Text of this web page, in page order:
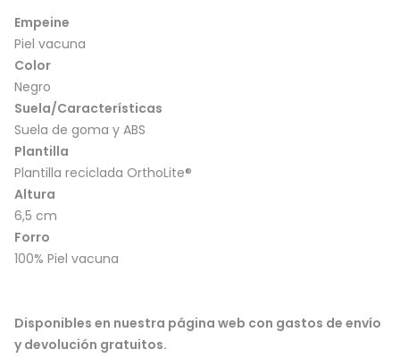
Empeine
Piel vacuna
Color
Negro
Suela/Características
Suela de goma y ABS
Plantilla
Plantilla reciclada OrthoLite®
Altura
6,5 cm
Forro
100% Piel vacuna
Disponibles en nuestra página web con gastos de envío
y devolución gratuitos.